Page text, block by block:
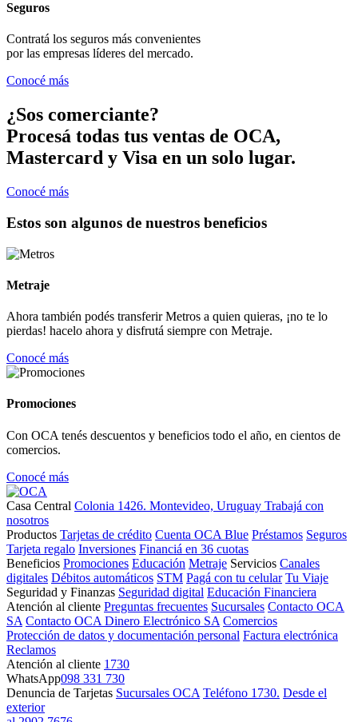
Seguros
Contratá los seguros más convenientes
por las empresas líderes del mercado.
Conocé más
¿Sos comerciante?
Procesá todas tus ventas de OCA,
Mastercard y Visa en un solo lugar.
Conocé más
Estos son algunos de nuestros beneficios
Metraje
Ahora también podés transferir Metros a quien quieras, ¡no te lo
pierdas! hacelo ahora y disfrutá siempre con Metraje.
Conocé más
Promociones
Con OCA tenés descuentos y beneficios todo el año, en cientos de
comercios.
Conocé más
Casa Central Colonia 1426. Montevideo, Uruguay Trabajá con
nosotros
Productos Tarjetas de crédito Cuenta OCA Blue Préstamos Seguros
Tarjeta regalo Inversiones Financiá en 36 cuotas
Beneficios Promociones Educación Metraje Servicios Canales
digitales Débitos automáticos STM Pagá con tu celular Tu Viaje
Seguridad y Finanzas Seguridad digital Educación Financiera
Atención al cliente Preguntas frecuentes Sucursales Contacto OCA
SA Contacto OCA Dinero Electrónico SA Comercios
Protección de datos y documentación personal Factura electrónica
Reclamos
Atención al cliente 1730
WhatsApp098 331 730
Denuncia de Tarjetas Sucursales OCA Teléfono 1730. Desde el
exterior